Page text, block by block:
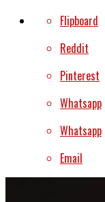
Flipboard
Reddit
Pinterest
Whatsapp
Whatsapp
Email